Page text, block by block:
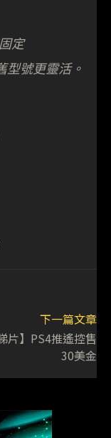
定
號更靈活。
下一篇文章
片】PS4推遙控售
30美金